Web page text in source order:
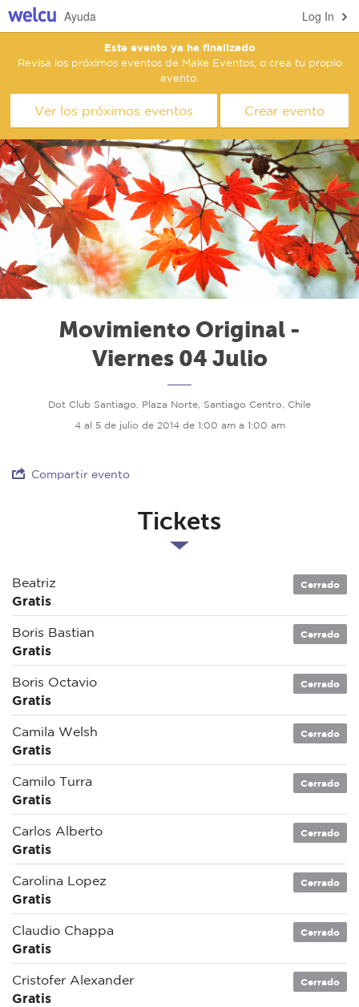
Log In
Ayuda
Este evento ya ha finalizado
Revisa los próximos eventos de Make Eventos, o crea tu propio
evento.
Ver los próximos eventos Crear evento
Movimiento Original -
Viernes 04 Julio
Dot Club Santiago, Plaza Norte, Santiago Centro, Chile
4 al 5 de julio de 2014 de 1:00 am a 1:00 am
Compartir evento
Tickets
Beatriz
Gratis
Cerrado
Boris Bastian
Gratis
Cerrado
Boris Octavio
Gratis
Cerrado
Camila Welsh
Gratis
Cerrado
Camilo Turra
Gratis
Cerrado
Carlos Alberto
Gratis
Cerrado
Carolina Lopez
Gratis
Cerrado
Claudio Chappa
Gratis
Cerrado
Cristofer Alexander
Gratis
Cerrado